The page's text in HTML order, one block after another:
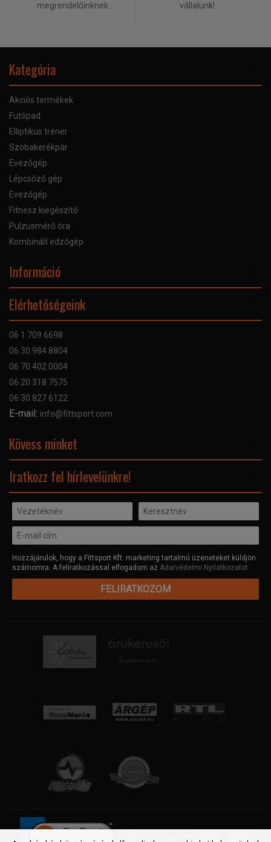
megrendelőinknek.
vállalunk!
Kategória
Akciós termékek
Futópad
Elliptikus tréner
Szobakerékpár
Evezőgép
Lépcsőző gép
Evezőgép
Fitnesz kiegészítő
Pulzusmérő óra
Kombinált edzőgép
Információ
Bankkártyás fizetés
Adatvédelmi nyilatkozat
Elérhetőségeink
06 1 709 6698
06 30 984 8804
06 70 402 0004
06 20 318 7575
06 30 827 6122
E-mail: info@fittsport.com
Kövess minket
Iratkozz fel hírlevelünkre!
Hozzájárulok, hogy a Fittsport Kft. marketing tartalmú üzeneteket küldjön
számomra. A feliratkozással elfogadom az Adatvédelmi Nyilatkozatot.
FELIRATKOZOM